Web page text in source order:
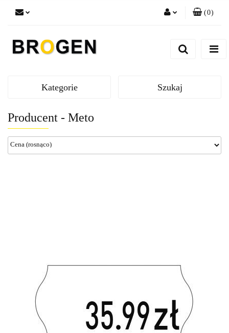
Zgody cookies
(0)
Kategorie Szukaj
Producent - Meto